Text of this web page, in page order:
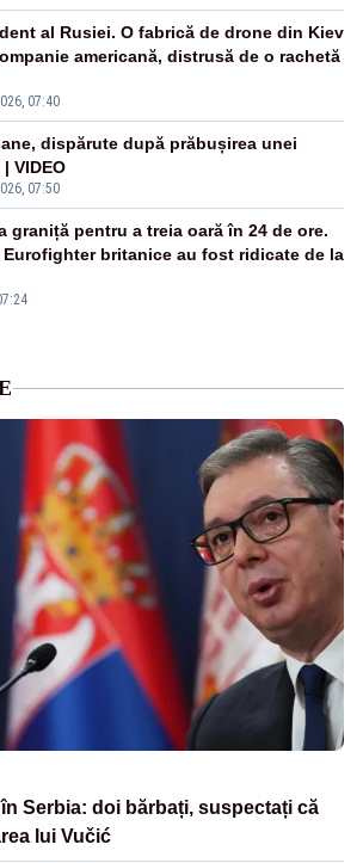
07:40
al Rusiei. O fabrică de drone din Kiev
americană, distrusă de o rachetă
07:50
dispărute după prăbușirea unei
VIDEO
graniță pentru a treia oară în 24 de ore.
Eurofighter britanice au fost ridicate de la
Serbia: doi bărbați, suspectați că
lui Vučić